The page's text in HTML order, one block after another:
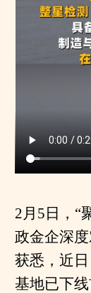
2月5日，“
政金企深
获悉，近
基地已下